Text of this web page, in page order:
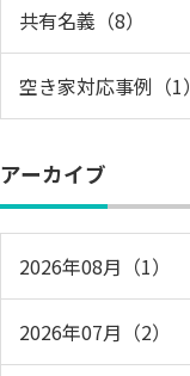
共有名義（8）
空き家対応事例（1）
アーカイブ
2026年08月（1）
2026年07月（2）